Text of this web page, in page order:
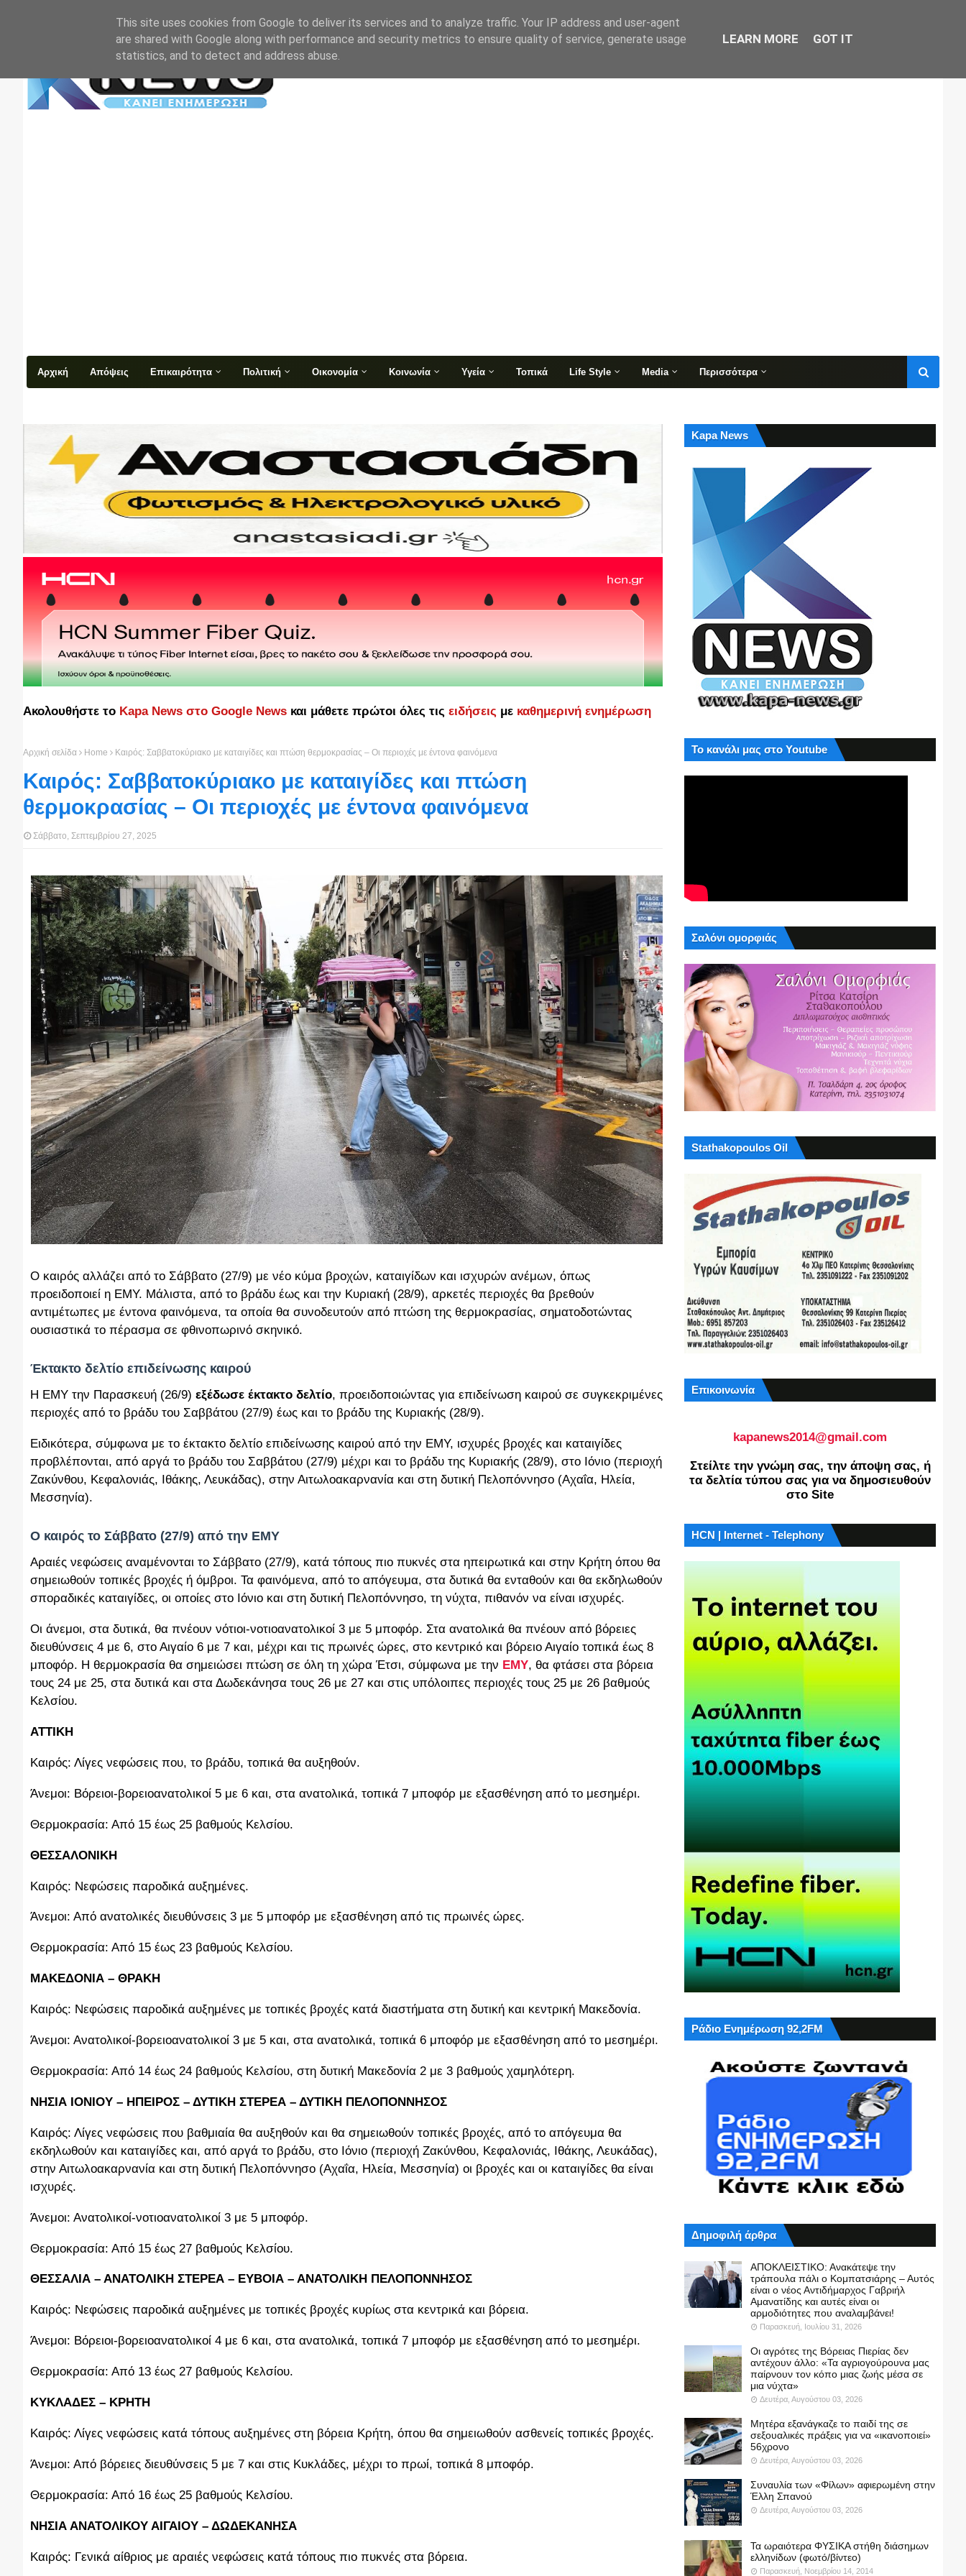
Αρχική Απόψεις Επικαιρότητα Πολιτική Οικονομία Κοινωνία Υγεία Τοπικά Life Style Media Περισσότερα
Ακολουθήστε το Kapa News στο Google News και μάθετε πρώτοι όλες τις ειδήσεις με καθημερινή ενημέρωση
Αρχική σελίδα Home Καιρός: Σαββατοκύριακο με καταιγίδες και πτώση θερμοκρασίας – Οι περιοχές με έντονα φαινόμενα
Καιρός: Σαββατοκύριακο με καταιγίδες και πτώση
θερμοκρασίας – Οι περιοχές με έντονα φαινόμενα
Σάββατο, Σεπτεμβρίου 27, 2025
Ο καιρός αλλάζει από το Σάββατο (27/9) με νέο κύμα βροχών, καταιγίδων και ισχυρών ανέμων, όπως
προειδοποιεί η ΕΜΥ. Μάλιστα, από το βράδυ έως και την Κυριακή (28/9), αρκετές περιοχές θα βρεθούν
αντιμέτωπες με έντονα φαινόμενα, τα οποία θα συνοδευτούν από πτώση της θερμοκρασίας, σηματοδοτώντας
ουσιαστικά το πέρασμα σε φθινοπωρινό σκηνικό.
Έκτακτο δελτίο επιδείνωσης καιρού
Η ΕΜΥ την Παρασκευή (26/9) εξέδωσε έκτακτο δελτίο, προειδοποιώντας για επιδείνωση καιρού σε συγκεκριμένες
περιοχές από το βράδυ του Σαββάτου (27/9) έως και το βράδυ της Κυριακής (28/9).
Ειδικότερα, σύμφωνα με το έκτακτο δελτίο επιδείνωσης καιρού από την ΕΜΥ, ισχυρές βροχές και καταιγίδες
προβλέπονται, από αργά το βράδυ του Σαββάτου (27/9) μέχρι και το βράδυ της Κυριακής (28/9), στο Ιόνιο (περιοχή
Ζακύνθου, Κεφαλονιάς, Ιθάκης, Λευκάδας), στην Αιτωλοακαρνανία και στη δυτική Πελοπόννησο (Αχαΐα, Ηλεία,
Μεσσηνία).
Ο καιρός το Σάββατο (27/9) από την ΕΜΥ
Αραιές νεφώσεις αναμένονται το Σάββατο (27/9), κατά τόπους πιο πυκνές στα ηπειρωτικά και στην Κρήτη όπου θα
σημειωθούν τοπικές βροχές ή όμβροι. Τα φαινόμενα, από το απόγευμα, στα δυτικά θα ενταθούν και θα εκδηλωθούν
σποραδικές καταιγίδες, οι οποίες στο Ιόνιο και στη δυτική Πελοπόννησο, τη νύχτα, πιθανόν να είναι ισχυρές.
Οι άνεμοι, στα δυτικά, θα πνέουν νότιοι-νοτιοανατολικοί 3 με 5 μποφόρ. Στα ανατολικά θα πνέουν από βόρειες
διευθύνσεις 4 με 6, στο Αιγαίο 6 με 7 και, μέχρι και τις πρωινές ώρες, στο κεντρικό και βόρειο Αιγαίο τοπικά έως 8
μποφόρ. Η θερμοκρασία θα σημειώσει πτώση σε όλη τη χώρα Έτσι, σύμφωνα με την ΕΜΥ, θα φτάσει στα βόρεια
τους 24 με 25, στα δυτικά και στα Δωδεκάνησα τους 26 με 27 και στις υπόλοιπες περιοχές τους 25 με 26 βαθμούς
Κελσίου.
ΑΤΤΙΚΗ
Καιρός: Λίγες νεφώσεις που, το βράδυ, τοπικά θα αυξηθούν.
Άνεμοι: Βόρειοι-βορειοανατολικοί 5 με 6 και, στα ανατολικά, τοπικά 7 μποφόρ με εξασθένηση από το μεσημέρι.
Θερμοκρασία: Από 15 έως 25 βαθμούς Κελσίου.
ΘΕΣΣΑΛΟΝΙΚΗ
Καιρός: Νεφώσεις παροδικά αυξημένες.
Άνεμοι: Από ανατολικές διευθύνσεις 3 με 5 μποφόρ με εξασθένηση από τις πρωινές ώρες.
Θερμοκρασία: Από 15 έως 23 βαθμούς Κελσίου.
ΜΑΚΕΔΟΝΙΑ – ΘΡΑΚΗ
Καιρός: Νεφώσεις παροδικά αυξημένες με τοπικές βροχές κατά διαστήματα στη δυτική και κεντρική Μακεδονία.
Άνεμοι: Ανατολικοί-βορειοανατολικοί 3 με 5 και, στα ανατολικά, τοπικά 6 μποφόρ με εξασθένηση από το μεσημέρι.
Θερμοκρασία: Από 14 έως 24 βαθμούς Κελσίου, στη δυτική Μακεδονία 2 με 3 βαθμούς χαμηλότερη.
ΝΗΣΙΑ ΙΟΝΙΟΥ – ΗΠΕΙΡΟΣ – ΔΥΤΙΚΗ ΣΤΕΡΕΑ – ΔΥΤΙΚΗ ΠΕΛΟΠΟΝΝΗΣΟΣ
Καιρός: Λίγες νεφώσεις που βαθμιαία θα αυξηθούν και θα σημειωθούν τοπικές βροχές, από το απόγευμα θα
εκδηλωθούν και καταιγίδες και, από αργά το βράδυ, στο Ιόνιο (περιοχή Ζακύνθου, Κεφαλονιάς, Ιθάκης, Λευκάδας),
στην Αιτωλοακαρνανία και στη δυτική Πελοπόννησο (Αχαΐα, Ηλεία, Μεσσηνία) οι βροχές και οι καταιγίδες θα είναι
ισχυρές.
Άνεμοι: Ανατολικοί-νοτιοανατολικοί 3 με 5 μποφόρ.
Θερμοκρασία: Από 15 έως 27 βαθμούς Κελσίου.
ΘΕΣΣΑΛΙΑ – ΑΝΑΤΟΛΙΚΗ ΣΤΕΡΕΑ – ΕΥΒΟΙΑ – ΑΝΑΤΟΛΙΚΗ ΠΕΛΟΠΟΝΝΗΣΟΣ
Καιρός: Νεφώσεις παροδικά αυξημένες με τοπικές βροχές κυρίως στα κεντρικά και βόρεια.
Άνεμοι: Βόρειοι-βορειοανατολικοί 4 με 6 και, στα ανατολικά, τοπικά 7 μποφόρ με εξασθένηση από το μεσημέρι.
Θερμοκρασία: Από 13 έως 27 βαθμούς Κελσίου.
ΚΥΚΛΑΔΕΣ – ΚΡΗΤΗ
Καιρός: Λίγες νεφώσεις κατά τόπους αυξημένες στη βόρεια Κρήτη, όπου θα σημειωθούν ασθενείς τοπικές βροχές.
Άνεμοι: Από βόρειες διευθύνσεις 5 με 7 και στις Κυκλάδες, μέχρι το πρωί, τοπικά 8 μποφόρ.
Θερμοκρασία: Από 16 έως 25 βαθμούς Κελσίου.
ΝΗΣΙΑ ΑΝΑΤΟΛΙΚΟΥ ΑΙΓΑΙΟΥ – ΔΩΔΕΚΑΝΗΣΑ
Καιρός: Γενικά αίθριος με αραιές νεφώσεις κατά τόπους πιο πυκνές στα βόρεια.
Kapa News
Το κανάλι μας στο Youtube
Σαλόνι ομορφιάς
Stathakopoulos Oil
Επικοινωνία
kapanews2014@gmail.com
Στείλτε την γνώμη σας, την άποψη σας, ή
τα δελτία τύπου σας για να δημοσιευθούν
στο Site
HCN | Internet - Telephony
Ράδιο Ενημέρωση 92,2FM
Δημοφιλή άρθρα
ΑΠΟΚΛΕΙΣΤΙΚΟ: Ανακάτεψε την
τράπουλα πάλι ο Κομπατσιάρης – Αυτός
είναι ο νέος Αντιδήμαρχος Γαβριήλ
Αμανατίδης και αυτές είναι οι
αρμοδιότητες που αναλαμβάνει!
Παρασκευή, Ιουλίου 31, 2026
Οι αγρότες της Βόρειας Πιερίας δεν
αντέχουν άλλο: «Τα αγριογούρουνα μας
παίρνουν τον κόπο μιας ζωής μέσα σε
μια νύχτα»
Δευτέρα, Αυγούστου 03, 2026
Μητέρα εξανάγκαζε το παιδί της σε
σεξουαλικές πράξεις για να «ικανοποιεί»
56χρονο
Δευτέρα, Αυγούστου 03, 2026
Συναυλία των «Φίλων» αφιερωμένη στην
Έλλη Σπανού
Δευτέρα, Αυγούστου 03, 2026
Τα ωραιότερα ΦΥΣΙΚΑ στήθη διάσημων
ελληνίδων (φωτό/βίντεο)
Παρασκευή, Νοεμβρίου 14, 2014
This site uses cookies from Google to deliver its services and to analyze traffic. Your IP address and user-agent
are shared with Google along with performance and security metrics to ensure quality of service, generate usage
statistics, and to detect and address abuse.
LEARN MORE GOT IT